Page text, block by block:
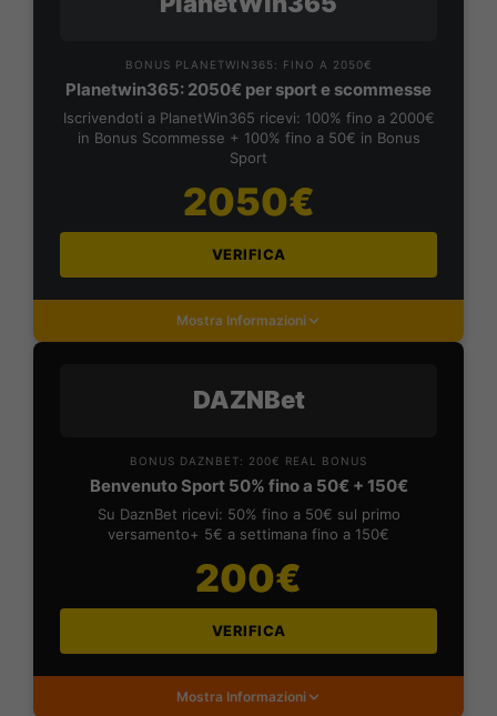
BONUS PLANETWIN365: FINO A 2050€
Planetwin365: 2050€ per sport e scommesse
Iscrivendoti a PlanetWin365 ricevi: 100% fino a 2000€
in Bonus Scommesse + 100% fino a 50€ in Bonus
Sport
2050€
VERIFICA
Mostra Informazioni
DAZNBet
BONUS DAZNBET: 200€ REAL BONUS
Benvenuto Sport 50% fino a 50€ + 150€
Su DaznBet ricevi: 50% fino a 50€ sul primo
versamento+ 5€ a settimana fino a 150€
200€
VERIFICA
Mostra Informazioni